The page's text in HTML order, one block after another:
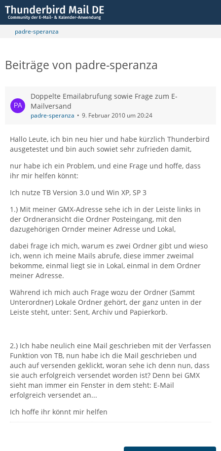
padre-speranza
Beiträge von padre-speranza
Doppelte Emailabrufung sowie Frage zum E-
Mailversand
padre-speranza 9. Februar 2010 um 20:24
Hallo Leute, ich bin neu hier und habe kürzlich Thunderbird
ausgetestet und bin auch sowiet sehr zufrieden damit,
nur habe ich ein Problem, und eine Frage und hoffe, dass
ihr mir helfen könnt:
Ich nutze TB Version 3.0 und Win XP, SP 3
1.) Mit meiner GMX-Adresse sehe ich in der Leiste links in
der Ordneransicht die Ordner Posteingang, mit den
dazugehörigen Ornder meiner Adresse und Lokal,
dabei frage ich mich, warum es zwei Ordner gibt und wieso
ich, wenn ich meine Mails abrufe, diese immer zweimal
bekomme, einmal liegt sie in Lokal, einmal in dem Ordner
meiner Adresse.
Während ich mich auch Frage wozu der Ordner (Sammt
Unterordner) Lokale Ordner gehört, der ganz unten in der
Leiste steht, unter: Sent, Archiv und Papierkorb.
2.) Ich habe neulich eine Mail geschrieben mit der Verfassen
Funktion von TB, nun habe ich die Mail geschrieben und
auch auf versenden geklickt, woran sehe ich denn nun, dass
sie auch erfolgreich versendet worden ist? Denn bei GMX
sieht man immer ein Fenster in dem steht: E-Mail
erfolgreich versendet an...
Ich hoffe ihr könnt mir helfen